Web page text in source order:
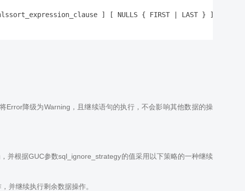
] [ NULLS { FIRST LAST } ]
Error降级为Warning，且继续语句的执行，不会影响其他数据的操
并根据GUC参数sql_ignore_strategy的值采用以下策略的一种继续
并继续执行剩余数据操作。